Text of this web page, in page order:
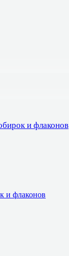
и флаконов
и флаконов